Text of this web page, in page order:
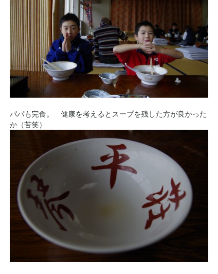
パパも完食。 健康を考えるとスープを残した方が良かった
か（苦笑）